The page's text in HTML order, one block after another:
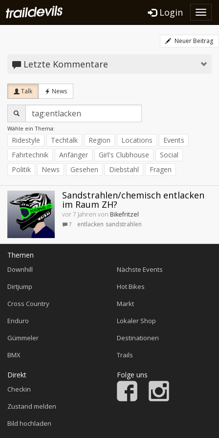
Login
Neuer Beitrag
Letzte Kommentare
Talk News
Wähle ein Thema:
Ridestyle Techtalk Region Locations
Events
Fahrtechnik
Anfänger Girl's Clubhouse
Social
Politik
News Gesehen Diebstahl Fragen
Sandstrahlen/chemisch entlacken
im Raum ZH?
vor 7 Jahren von Bikefritzel
7 entlacken sandstrahlen
Themen
Downhill
Dirtjump
Cross Country
Enduro
Gümmeler
BMX
Nächste Events
Hot Bikes
Markt
Lokaler Shop
Destinationen
Trails
Direkt
Checkin
Zustand melden
Bild hochladen
Folge uns